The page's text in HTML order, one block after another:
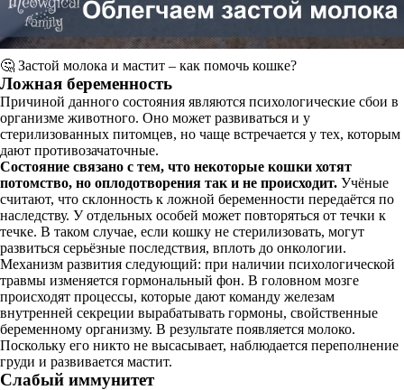
🤔 Застой молока и мастит – как помочь кошке?
Ложная беременность
Причиной данного состояния являются психологические сбои в
организме животного. Оно может развиваться и у
стерилизованных питомцев, но чаще встречается у тех, которым
дают противозачаточные.
Состояние связано с тем, что некоторые кошки хотят
потомство, но оплодотворения так и не происходит. Учёные
считают, что склонность к ложной беременности передаётся по
наследству. У отдельных особей может повторяться от течки к
течке. В таком случае, если кошку не стерилизовать, могут
развиться серьёзные последствия, вплоть до онкологии.
Механизм развития следующий: при наличии психологической
травмы изменяется гормональный фон. В головном мозге
происходят процессы, которые дают команду железам
внутренней секреции вырабатывать гормоны, свойственные
беременному организму. В результате появляется молоко.
Поскольку его никто не высасывает, наблюдается переполнение
груди и развивается мастит.
Слабый иммунитет